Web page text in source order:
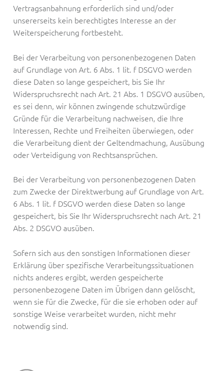
Vertragsanbahnung erforderlich sind und/oder
unsererseits kein berechtigtes Interesse an der
Weiterspeicherung fortbesteht.
Bei der Verarbeitung von personenbezogenen Daten
auf Grundlage von Art. 6 Abs. 1 lit. f DSGVO werden
diese Daten so lange gespeichert, bis Sie Ihr
Widerspruchsrecht nach Art. 21 Abs. 1 DSGVO ausüben,
es sei denn, wir können zwingende schutzwürdige
Gründe für die Verarbeitung nachweisen, die Ihre
Interessen, Rechte und Freiheiten überwiegen, oder
die Verarbeitung dient der Geltendmachung, Ausübung
oder Verteidigung von Rechtsansprüchen.
Bei der Verarbeitung von personenbezogenen Daten
zum Zwecke der Direktwerbung auf Grundlage von Art.
6 Abs. 1 lit. f DSGVO werden diese Daten so lange
gespeichert, bis Sie Ihr Widerspruchsrecht nach Art. 21
Abs. 2 DSGVO ausüben.
Sofern sich aus den sonstigen Informationen dieser
Erklärung über spezifische Verarbeitungssituationen
nichts anderes ergibt, werden gespeicherte
personenbezogene Daten im Übrigen dann gelöscht,
wenn sie für die Zwecke, für die sie erhoben oder auf
sonstige Weise verarbeitet wurden, nicht mehr
notwendig sind.